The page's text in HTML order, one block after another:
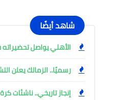
شاهد أيضًا
الأهلي يواصل
رسميًا.. الزمالك يعلن
إنجاز تاريخي.. ناشئات